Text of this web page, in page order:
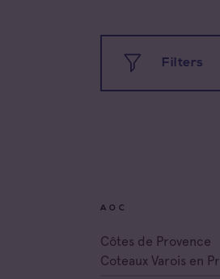
Filters
AOC
Côtes de Provence
Coteaux Varois en